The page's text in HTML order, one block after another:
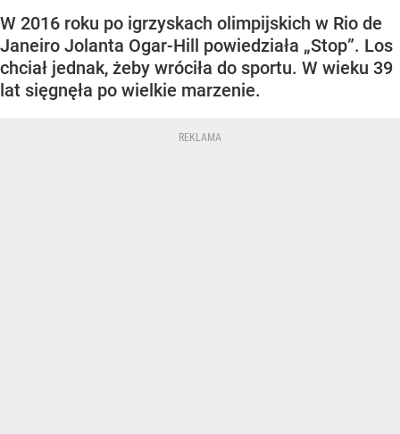
W 2016 roku po igrzyskach olimpijskich w Rio de
Janeiro Jolanta Ogar-Hill powiedziała „Stop”. Los
chciał jednak, żeby wróciła do sportu. W wieku 39
lat sięgnęła po wielkie marzenie.